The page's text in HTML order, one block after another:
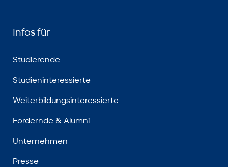
Infos für
Studierende
Studieninteressierte
Weiterbildungsinteressierte
Fördernde & Alumni
Unternehmen
Presse